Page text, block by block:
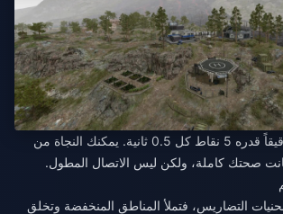
تسبب الحمم ضرراً دقيقاً قدره 5 نقاط كل 0.5 ثانية. يمكنك النجاة من
صحتك كاملة، ولكن ليس الاتصال المطول.
التضاريس، فتملأ المناطق المنخفضة وتخلق